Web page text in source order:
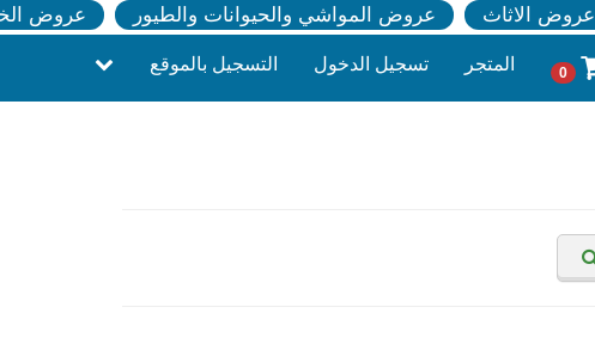
عروض الاثاث عروض المواشي والحيوانات والطيور عروض
0 المتجر تسجيل الدخول التسجيل بالموقع